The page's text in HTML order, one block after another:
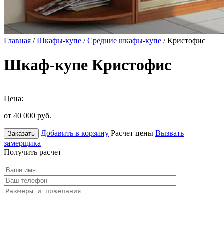
Главная /Шкафы-купе /Средние шкафы-купе / Кристофис
Шкаф-купе Кристофис
Цена:
от 40 000 руб.
Заказать Добавить в корзину Расчет цены Вызвать
замерщика
Получить расчет